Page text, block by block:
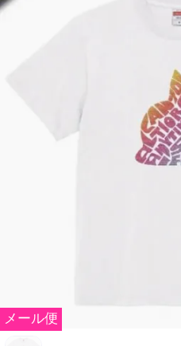
メール便